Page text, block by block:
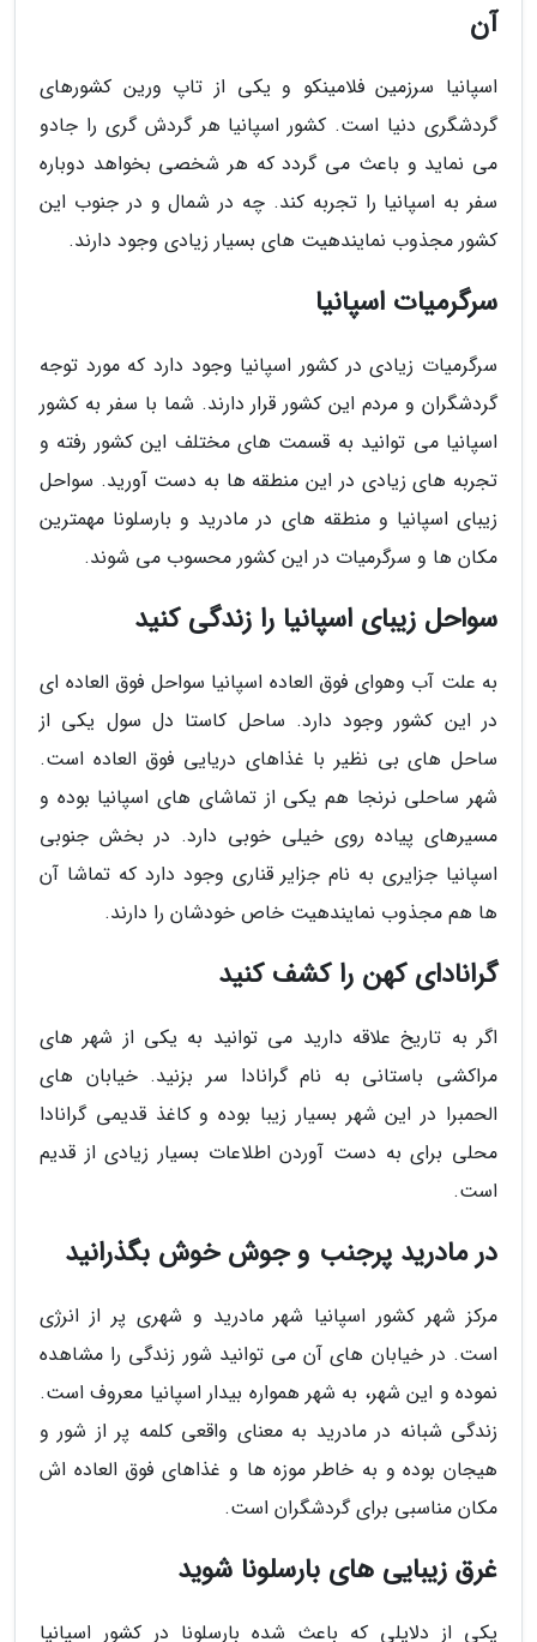
آن
اسپانیا سرزمین فلامینکو و یکی از تاپ ورین کشورهای
گردشگری دنیا است. کشور اسپانیا هر گردش گری را جادو
می نماید و باعث می گردد که هر شخصی بخواهد دوباره
سفر به اسپانیا را تجربه کند. چه در شمال و در جنوب این
کشور مجذوب نمایندهیت های بسیار زیادی وجود دارند.
سرگرمیات اسپانیا
سرگرمیات زیادی در کشور اسپانیا وجود دارد که مورد توجه
گردشگران و مردم این کشور قرار دارند. شما با سفر به کشور
اسپانیا می توانید به قسمت های مختلف این کشور رفته و
تجربه های زیادی در این منطقه ها به دست آورید. سواحل
زیبای اسپانیا و منطقه های در مادرید و بارسلونا مهمترین
مکان ها و سرگرمیات در این کشور محسوب می شوند.
سواحل زیبای اسپانیا را زندگی کنید
به علت آب وهوای فوق العاده اسپانیا سواحل فوق العاده ای
در این کشور وجود دارد. ساحل کاستا دل سول یکی از
ساحل های بی نظیر با غذاهای دریایی فوق العاده است.
شهر ساحلی نرنجا هم یکی از تماشای های اسپانیا بوده و
مسیرهای پیاده روی خیلی خوبی دارد. در بخش جنوبی
اسپانیا جزایری به نام جزایر قناری وجود دارد که تماشا آن
ها هم مجذوب نمایندهیت خاص خودشان را دارند.
گرانادای کهن را کشف کنید
اگر به تاریخ علاقه دارید می توانید به یکی از شهر های
مراکشی باستانی به نام گرانادا سر بزنید. خیابان های
الحمبرا در این شهر بسیار زیبا بوده و کاغذ قدیمی گرانادا
محلی برای به دست آوردن اطلاعات بسیار زیادی از قدیم
است.
در مادرید پرجنب و جوش خوش بگذرانید
مرکز شهر کشور اسپانیا شهر مادرید و شهری پر از انرژی
است. در خیابان های آن می توانید شور زندگی را مشاهده
نموده و این شهر، به شهر همواره بیدار اسپانیا معروف است.
زندگی شبانه در مادرید به معنای واقعی کلمه پر از شور و
هیجان بوده و به خاطر موزه ها و غذاهای فوق العاده اش
مکان مناسبی برای گردشگران است.
غرق زیبایی های بارسلونا شوید
یکی از دلایلی که باعث شده بارسلونا در کشور اسپانیا